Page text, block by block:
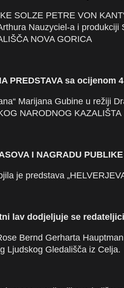
SOLZE PETRE VON
Nauzyciel-a i produkciji
NOVA GORICA
PREDSTAVA sa ocijenom
Marijana Gubine u režiji
NARODNOG
I NAGRADU PUBLIKE
je predstava
lav dodjeljuje se
Bernd Gerharta
Ljudskog Gledališča iz Celja.